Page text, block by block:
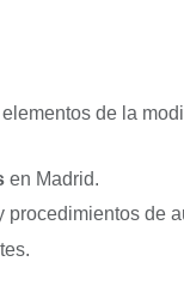
de la
en Madrid.
procedimientos de